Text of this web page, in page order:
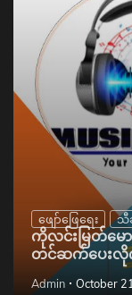
ဖျော်ဖြေရေး သီ
ကိုလင်းမြတ်မေ
တင်ဆက်ပေး
Admin October